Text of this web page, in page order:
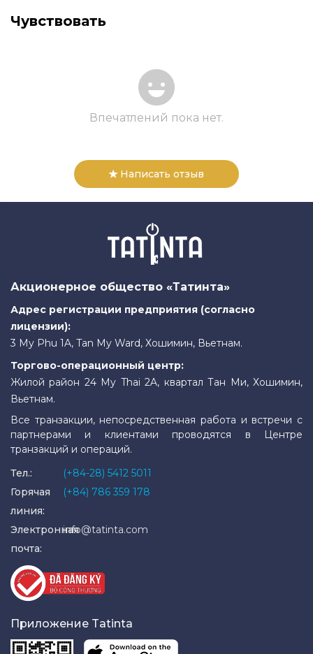
Чувствовать
Впечатлений пока нет.
Написать отзыв
Акционерное общество «Татинта»
Адрес регистрации предприятия (согласно
лицензии):
3 My Phu 1A, Tan My Ward, Хошимин, Вьетнам.
Торгово-операционный центр:
Жилой район 24 My Thai 2A, квартал Тан Ми, Хошимин,
Вьетнам.
Все транзакции, непосредственная работа и встречи с
партнерами и клиентами проводятся в Центре
транзакций и операций.
Тел.:
(+84-28) 5412 5011
Горячая
линия:
(+84) 786 359 178
Электронная
почта:
info@tatinta.com
Приложение Tatinta